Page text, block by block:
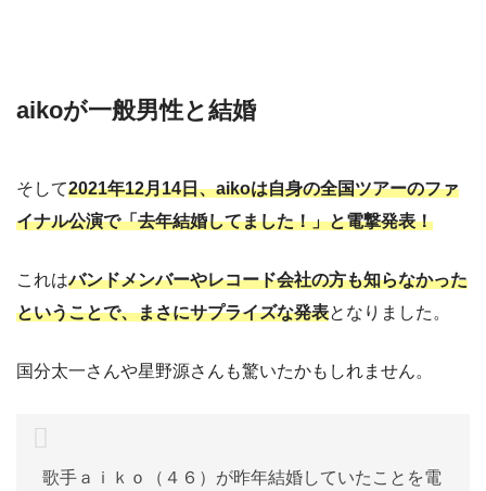
aikoが一般男性と結婚
そして2021年12月14日、aikoは自身の全国ツアーのファ
イナル公演で「去年結婚してました！」と電撃発表！
これはバンドメンバーやレコード会社の方も知らなかった
ということで、まさにサプライズな発表となりました。
国分太一さんや星野源さんも驚いたかもしれません。
歌手ａｉｋｏ（４６）が昨年結婚していたことを電